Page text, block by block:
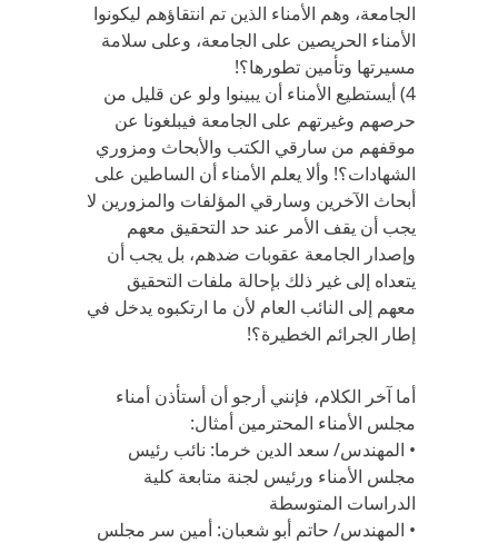
الجامعة، وهم الأمناء الذين تم انتقاؤهم ليكونوا
الأمناء الحريصين على الجامعة، وعلى سلامة
مسيرتها وتأمين تطورها؟!
4) أيستطيع الأمناء أن يبينوا ولو عن قليل من
حرصهم وغيرتهم على الجامعة فيبلغونا عن
موقفهم من سارقي الكتب والأبحاث ومزوري
الشهادات؟! وألا يعلم الأمناء أن الساطين على
أبحاث الآخرين وسارقي المؤلفات والمزورين لا
يجب أن يقف الأمر عند حد التحقيق معهم
وإصدار الجامعة عقوبات ضدهم، بل يجب أن
يتعداه إلى غير ذلك بإحالة ملفات التحقيق
معهم إلى النائب العام لأن ما ارتكبوه يدخل في
إطار الجرائم الخطيرة؟!
أما آخر الكلام، فإنني أرجو أن أستأذن أمناء
مجلس الأمناء المحترمين أمثال:
• المهندس/ سعد الدين خرما: نائب رئيس
مجلس الأمناء ورئيس لجنة متابعة كلية
الدراسات المتوسطة
• المهندس/ حاتم أبو شعبان: أمين سر مجلس